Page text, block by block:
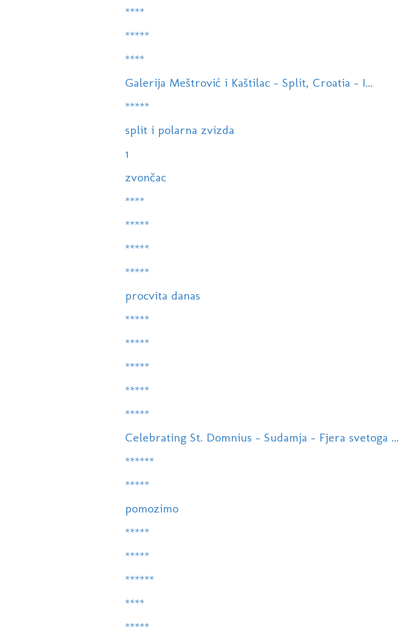
****
*****
****
Galerija Meštrović i Kaštilac - Split, Croatia - I...
*****
split i polarna zvizda
1
zvončac
****
*****
*****
*****
procvita danas
*****
*****
*****
*****
*****
Celebrating St. Domnius - Sudamja - Fjera svetoga ...
******
*****
pomozimo
*****
*****
******
****
*****